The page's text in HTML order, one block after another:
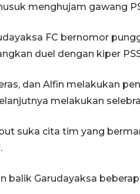
menghujam gawang
FC bernomor
duel dengan kiper
dan Alfin melakukan
melakukan
suka cita tim yang
balik Garudayaksa